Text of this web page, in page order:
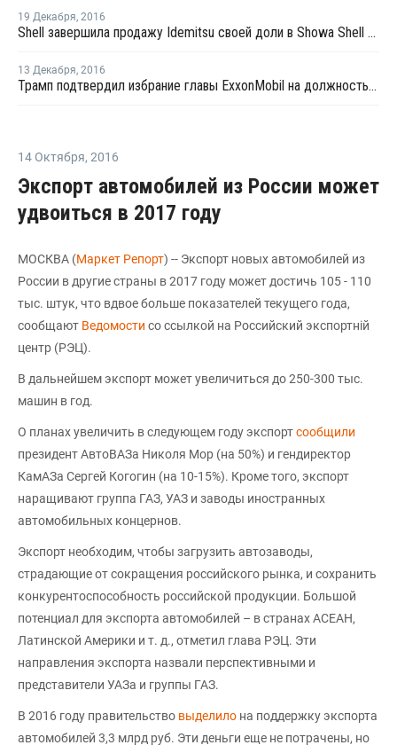
19 Декабря, 2016
Shell завершила продажу Idemitsu своей доли в Showa Shell Sekiyu
13 Декабря, 2016
Трамп подтвердил избрание главы ExxonMobil на должность госсекретаря США
14 Октября, 2016
Экспорт автомобилей из России может
удвоиться в 2017 году
МОСКВА (Маркет Репорт) -- Экспорт новых автомобилей из
России в другие страны в 2017 году может достичь 105 - 110
тыс. штук, что вдвое больше показателей текущего года,
сообщают Ведомости со ссылкой на Российский экспортній
центр (РЭЦ).
В дальнейшем экспорт может увеличиться до 250-300 тыс.
машин в год.
О планах увеличить в следующем году экспортсообщили
президент АвтоВАЗа Николя Мор (на 50%) и гендиректор
КамАЗа Сергей Когогин (на 10-15%). Кроме того, экспорт
наращивают группа ГАЗ, УАЗ и заводы иностранных
автомобильных концернов.
Экспорт необходим, чтобы загрузить автозаводы,
страдающие от сокращения российского рынка, и сохранить
конкурентоспособность российской продукции. Большой
потенциал для экспорта автомобилей – в странах АСЕАН,
Латинской Америки и т. д., отметил глава РЭЦ. Эти
направления экспорта назвали перспективными и
представители УАЗа и группы ГАЗ.
В 2016 году правительство выделило на поддержку экспорта
автомобилей 3,3 млрд руб. Эти деньги еще не потрачены, но